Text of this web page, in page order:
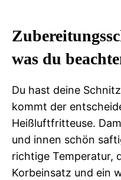
was du
Du hast deine
kommt der
Heißluftfritteuse.
und innen schön
richtige Temperatur,
Korbeinsatz und ein